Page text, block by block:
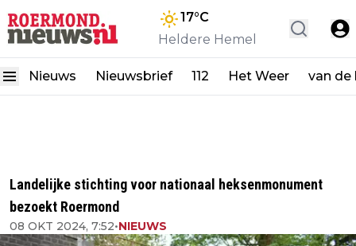
17°C
Heldere Hemel
Nieuws Nieuwsbrief 112 Het Weer van de
Landelijke stichting voor nationaal heksenmonument
bezoekt Roermond
08 OKT 2024, 7:52•NIEUWS